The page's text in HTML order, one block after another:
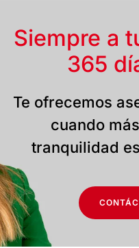
Siempre a
365
Te ofrecemos
cuando
tranquilidad